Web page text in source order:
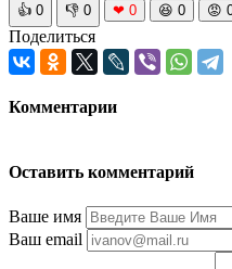
👍 0 👎 0 ❤ 0 😆 0 😡
Поделиться
Комментарии
Оставить комментарий
Ваше имя
Ваш email